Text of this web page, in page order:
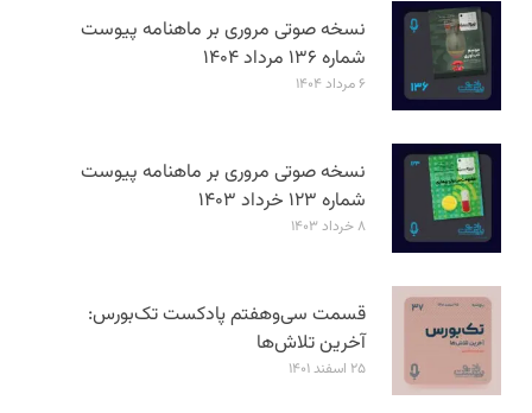
نسخه صوتی مروری بر ماهنامه پیوست
شماره ۱۳۶ مرداد ۱۴۰۴
۶ مرداد ۱۴۰۴
نسخه صوتی مروری بر ماهنامه پیوست
شماره ۱۲۳ خرداد ۱۴۰۳
۸ خرداد ۱۴۰۳
قسمت سی‌وهفتم پادکست تک‌بورس:
آخرین تلاش‌ها
۲۵ اسفند ۱۴۰۱